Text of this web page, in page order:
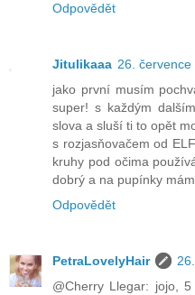
Odpovědět
Jitulikaaa 26.
jako první musím
super! s každým
slova a sluší ti to opět
s rozjasňovačem od
kruhy pod očima
dobrý a na pupínky
Odpovědět
PetraLovelyHair
@Cherry Llegar: jojo,